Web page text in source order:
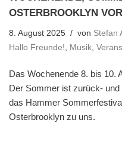
OSTERBROOKLYN
8. August 2025 von Stefan
Hallo Freunde!, Musik,
Das Wochenende 8. bis 10.
Der Sommer ist zurück-
das Hammer
Osterbrooklyn zu uns.